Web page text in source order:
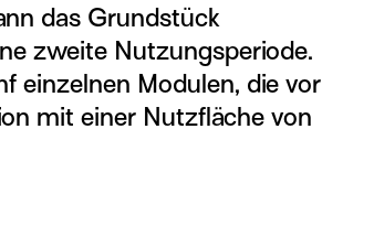
das Grundstück
zweite Nutzungsperiode.
einzelnen Modulen, die vor
mit einer Nutzfläche von